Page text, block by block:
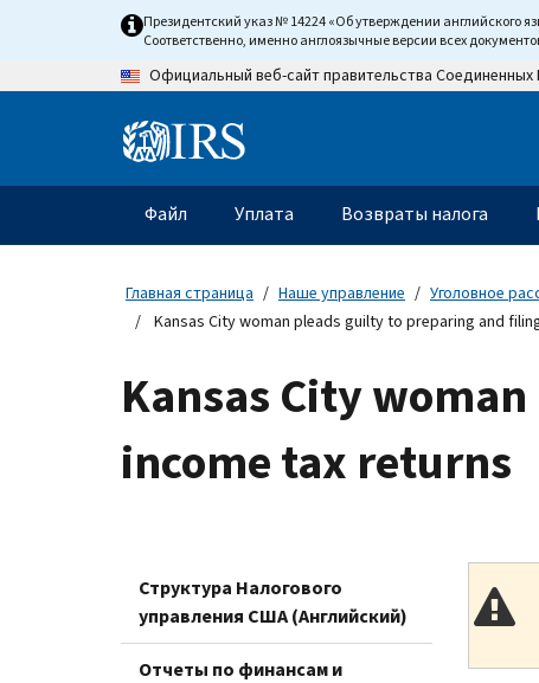
content
Президентский указ № 14224 «Об утверждении английского
Соответственно, именно англоязычные версии всех
Официальный веб-сайт правительства
Information
Главное
меню
Файл Уплата Возвраты налога
Главная страница Наше управление Уголовное
Kansas City woman pleads guilty to preparing and
Kansas City
income tax returns
Структура Налогового
управления США (Английский)
Отчеты по финансам и